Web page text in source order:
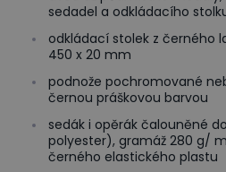
sedadel a odkládacího
odkládací stolek z černého
450 x 20 mm
podnože pochromované
černou práškovou barvou
sedák i opěrák čalouněné
polyester), gramáž 280 g/
černého elastického plastu